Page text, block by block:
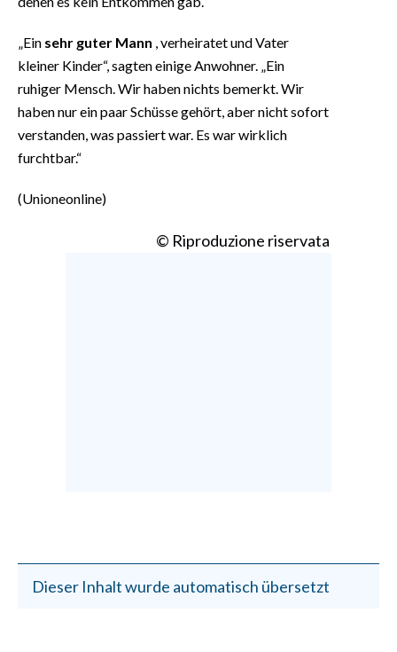
„Ein sehr guter Mann , verheiratet und Vater
kleiner Kinder“, sagten einige Anwohner. „Ein
ruhiger Mensch. Wir haben nichts bemerkt. Wir
haben nur ein paar Schüsse gehört, aber nicht sofort
verstanden, was passiert war. Es war wirklich
furchtbar.“
(Unioneonline)
© Riproduzione riservata
Dieser Inhalt wurde automatisch übersetzt